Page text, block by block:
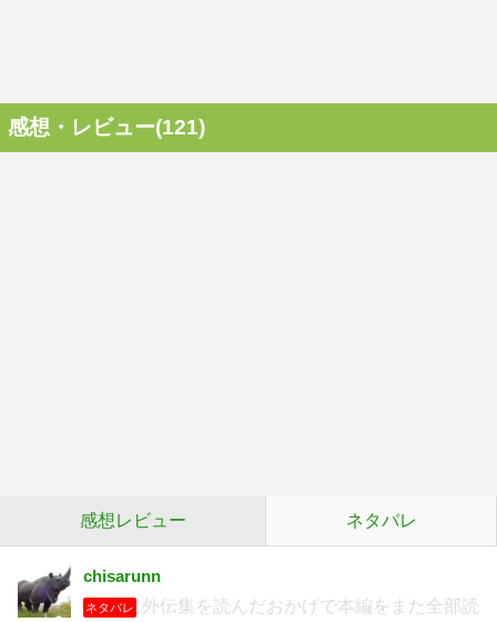
感想・レビュー(121)
感想レビュー ネタバレ
chisarunn
ネタバレ
外伝集を読んだおかげで本編をまた全部読